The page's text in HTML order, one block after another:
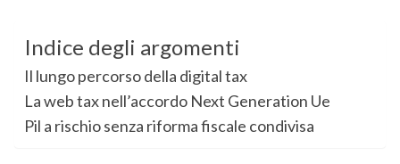
Indice degli argomenti
Il lungo percorso della digital tax
La web tax nell’accordo Next Generation Ue
Pil a rischio senza riforma fiscale condivisa